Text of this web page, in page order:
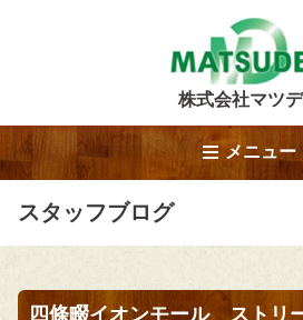
株式会社マツ
メニュー
スタッフブログ
四條畷イオンモール ストリ